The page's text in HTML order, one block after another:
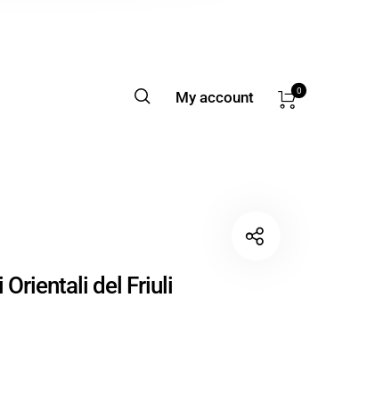
My account 0
Orientali del Friuli